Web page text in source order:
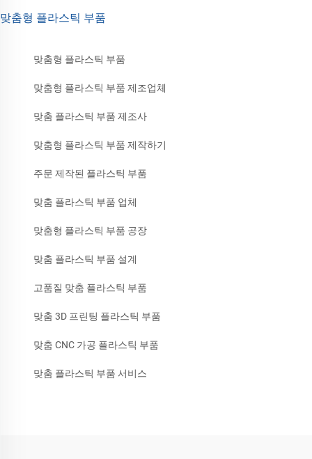
맞춤형 플라스틱 부품
맞춤형 플라스틱 부품
맞춤형 플라스틱 부품 제조업체
맞춤 플라스틱 부품 제조사
맞춤형 플라스틱 부품 제작하기
주문 제작된 플라스틱 부품
맞춤 플라스틱 부품 업체
맞춤형 플라스틱 부품 공장
맞춤 플라스틱 부품 설계
고품질 맞춤 플라스틱 부품
맞춤 3D 프린팅 플라스틱 부품
맞춤 CNC 가공 플라스틱 부품
맞춤 플라스틱 부품 서비스